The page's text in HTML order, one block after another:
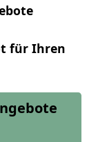
für Ihren